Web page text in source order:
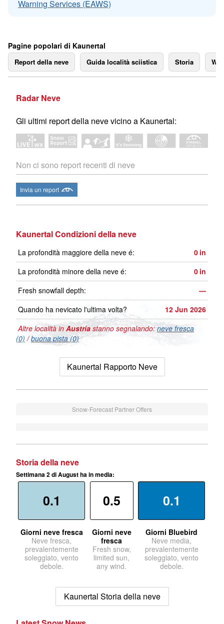
Warning Services (EAWS)
Pagine popolari di Kaunertal
Report della neve Guida località sciistica Storia
Radar Neve
Gli ultimi report della neve vicino a Kaunertal:
Non ci sono report recenti di neve
Invia un report
Kaunertal Condizioni della neve
La profondità maggiore della neve é: 0 in
La profondità minore della neve é:
0 in
Fresh snowfall depth:
—
Quando ha nevicato l'ultima volta?
12 Jun 2026
Altre località in Austria stanno segnalando: neve fresca
(0) /buona pista (0)
Kaunertal Rapporto Neve
Snow-Forecast Partner Offers
Storia della neve
Settimana 2 di August ha in media:
0.1
Giorni neve fresca
Neve fresca,
prevalentemente
soleggiato, vento
debole.
0.5
Giorni neve
fresca
Fresh snow,
limited sun,
any wind.
0.1
Giorni Bluebird
Neve media,
prevalentemente
soleggiato, vento
debole.
Kaunertal Storia della neve